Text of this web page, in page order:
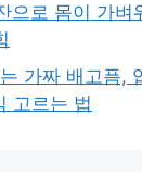
으로 몸이 가
가짜 배고픔,
고르는 법